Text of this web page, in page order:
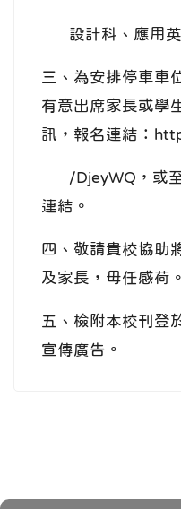
設計科、應用英
三、為安排停車車
有意出席家長或學
訊，報名連結：
/DjeyWQ，或至
連結。
四、敬請貴校協助
及家長，毋任感荷。
五、檢附本校刊登
宣傳廣告。